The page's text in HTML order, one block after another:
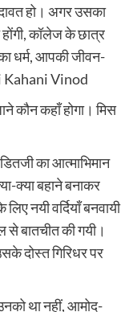
हो। अगर उसका
कॉलेज के छात्र
धर्म, आपकी जीवन-
Kahani Vinod
कौन कहाँ होगा। मिस
का आत्माभिमान
क्या बहाने बनाकर
नयी वर्दियाँ बनवायी
से बातचीत की गयी।
दोस्त गिरिधर पर
था नहीं, आमोद-